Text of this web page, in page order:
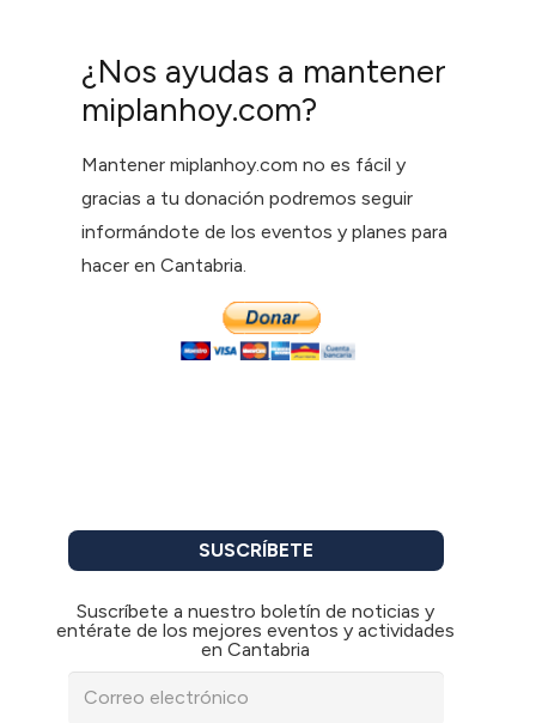
¿Nos ayudas a mantener
miplanhoy.com?
Mantener miplanhoy.com no es fácil y
gracias a tu donación podremos seguir
informándote de los eventos y planes para
hacer en Cantabria.
SUSCRÍBETE
Suscríbete a nuestro boletín de noticias y
entérate de los mejores eventos y actividades
en Cantabria